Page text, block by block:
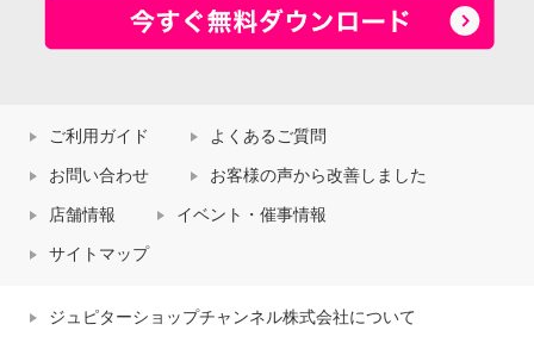
ご利用ガイド よくあるご質問
お問い合わせ お客様の声から改善しました
店舗情報 イベント・催事情報
サイトマップ
ジュピターショップチャンネル株式会社について